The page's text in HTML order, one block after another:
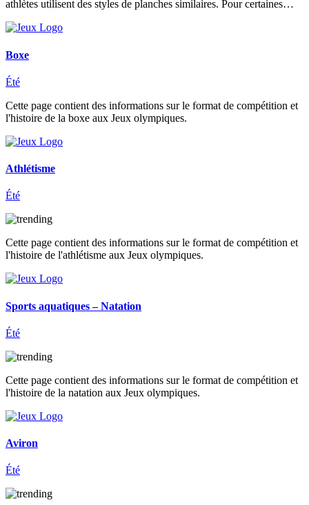
athlètes utilisent des styles de planches similaires. Pour certaines…
Boxe
Été
Cette page contient des informations sur le format de compétition et
l'histoire de la boxe aux Jeux olympiques.
Athlétisme
Été
Cette page contient des informations sur le format de compétition et
l'histoire de l'athlétisme aux Jeux olympiques.
Sports aquatiques – Natation
Été
Cette page contient des informations sur le format de compétition et
l'histoire de la natation aux Jeux olympiques.
Aviron
Été